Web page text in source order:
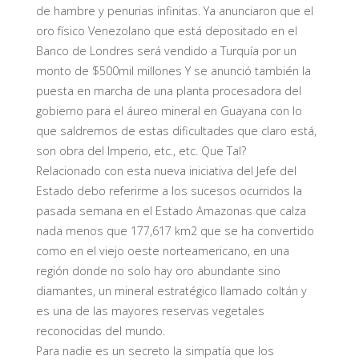
de hambre y penurias infinitas. Ya anunciaron que el
oro físico Venezolano que está depositado en el
Banco de Londres será vendido a Turquía por un
monto de $500mil millones Y se anunció también la
puesta en marcha de una planta procesadora del
gobierno para el áureo mineral en Guayana con lo
que saldremos de estas dificultades que claro está,
son obra del Imperio, etc., etc. Que Tal?
Relacionado con esta nueva iniciativa del Jefe del
Estado debo referirme a los sucesos ocurridos la
pasada semana en el Estado Amazonas que calza
nada menos que 177,617 km2 que se ha convertido
como en el viejo oeste norteamericano, en una
región donde no solo hay oro abundante sino
diamantes, un mineral estratégico llamado coltán y
es una de las mayores reservas vegetales
reconocidas del mundo.
Para nadie es un secreto la simpatía que los